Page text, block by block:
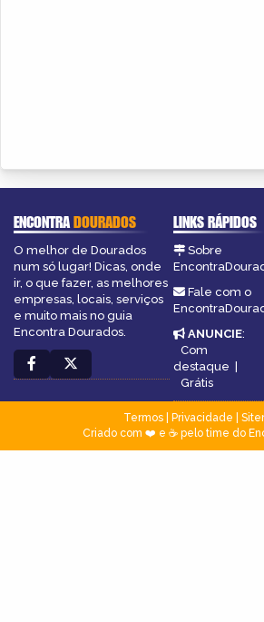
ENCONTRADOURADOS
O melhor de Dourados
num só lugar! Dicas, onde
ir, o que fazer, as melhores
empresas, locais, serviços
e muito mais no guia
Encontra Dourados.
LINKS RÁPIDOS
Sobre
Fale com o
ANUNCIE:
Com
destaque |
Grátis
Termos| Privacidade
Criado com ❤️ e ☕ pelo time do